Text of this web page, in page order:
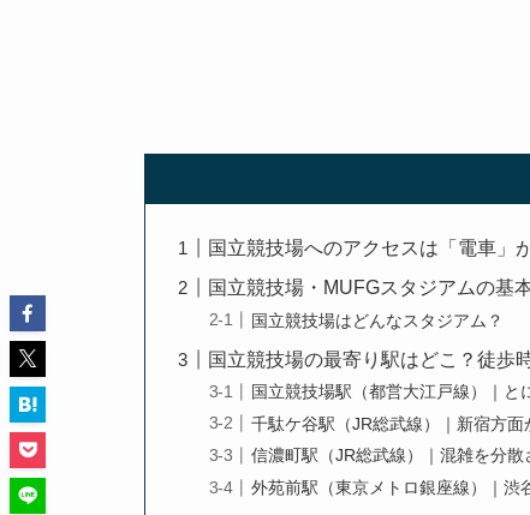
国立競技場へのアクセスは「電車」
国立競技場・MUFGスタジアムの基
国立競技場はどんなスタジアム？
国立競技場の最寄り駅はどこ？徒歩
国立競技場駅（都営大江戸線）｜と
千駄ケ谷駅（JR総武線）｜新宿方面
信濃町駅（JR総武線）｜混雑を分散
外苑前駅（東京メトロ銀座線）｜渋